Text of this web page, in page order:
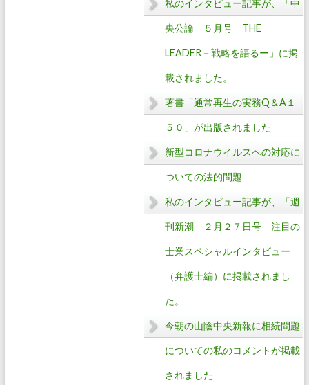
私のインタビュー記事が、「中
央公論 ５月号 THE
LEADER－戦略を語るー」に掲
載されました。
著書「通常再生の実務Q＆A１
５０」が出版されました
新型コロナウイルスヘの対応に
ついての法的問題
私のインタビュー記事が、「週
刊新潮 ２月２７日号 注目の
士業スペシャルインタビュー
（弁護士編）に掲載されまし
た。
今朝の山陰中央新報に相続問題
についての私のコメントが掲載
されました